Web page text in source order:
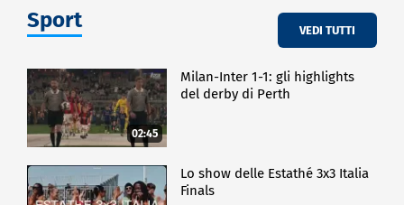
Sport VEDI TUTTI
02:45
Milan-Inter 1-1: gli highlights
del derby di Perth
Lo show delle Estathé 3x3 Italia
Finals